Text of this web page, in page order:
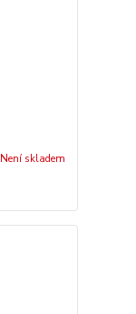
Není skladem